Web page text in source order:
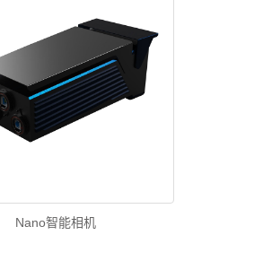
Nano智能相机